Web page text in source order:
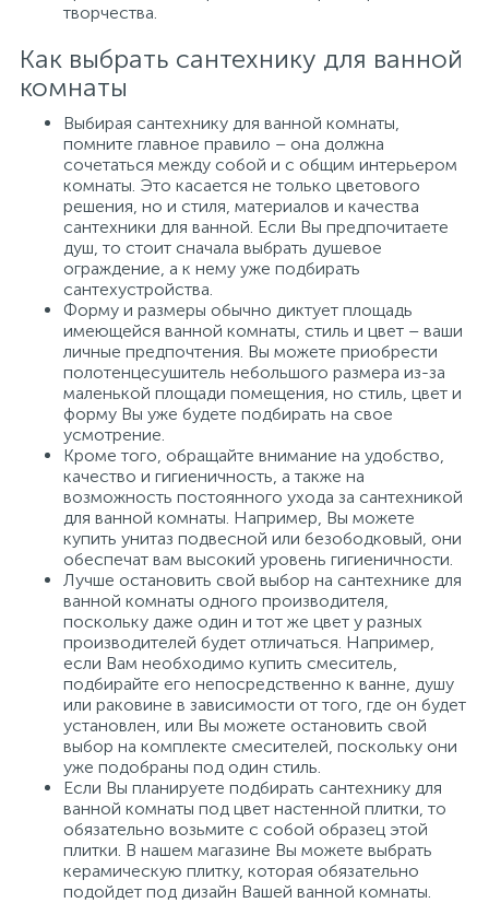
творчества.
Как выбрать сантехнику для ванной
комнаты
Выбирая сантехнику для ванной комнаты,
помните главное правило – она должна
сочетаться между собой и с общим интерьером
комнаты. Это касается не только цветового
решения, но и стиля, материалов и качества
сантехники для ванной. Если Вы предпочитаете
душ, то стоит сначала выбрать душевое
ограждение, а к нему уже подбирать
сантехустройства.
Форму и размеры обычно диктует площадь
имеющейся ванной комнаты, стиль и цвет – ваши
личные предпочтения. Вы можете приобрести
полотенцесушитель небольшого размера из-за
маленькой площади помещения, но стиль, цвет и
форму Вы уже будете подбирать на свое
усмотрение.
Кроме того, обращайте внимание на удобство,
качество и гигиеничность, а также на
возможность постоянного ухода за сантехникой
для ванной комнаты. Например, Вы можете
купить унитаз подвесной или безободковый, они
обеспечат вам высокий уровень гигиеничности.
Лучше остановить свой выбор на сантехнике для
ванной комнаты одного производителя,
поскольку даже один и тот же цвет у разных
производителей будет отличаться. Например,
если Вам необходимо купить смеситель,
подбирайте его непосредственно к ванне, душу
или раковине в зависимости от того, где он будет
установлен, или Вы можете остановить свой
выбор на комплекте смесителей, поскольку они
уже подобраны под один стиль.
Если Вы планируете подбирать сантехнику для
ванной комнаты под цвет настенной плитки, то
обязательно возьмите с собой образец этой
плитки. В нашем магазине Вы можете выбрать
керамическую плитку, которая обязательно
подойдет под дизайн Вашей ванной комнаты.